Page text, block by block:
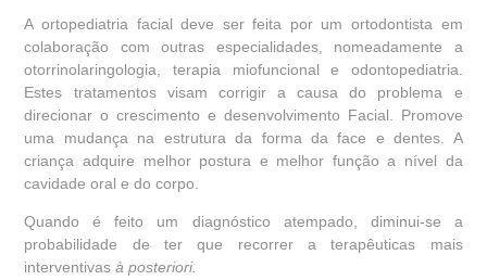
A ortopediatria facial deve ser feita por um ortodontista em
colaboração com outras especialidades, nomeadamente a
otorrinolaringologia, terapia miofuncional e odontopediatria.
Estes tratamentos visam corrigir a causa do problema e
direcionar o crescimento e desenvolvimento Facial. Promove
uma mudança na estrutura da forma da face e dentes. A
criança adquire melhor postura e melhor função a nível da
cavidade oral e do corpo.
Quando é feito um diagnóstico atempado, diminui-se a
probabilidade de ter que recorrer a terapêuticas mais
interventivasà posteriori.